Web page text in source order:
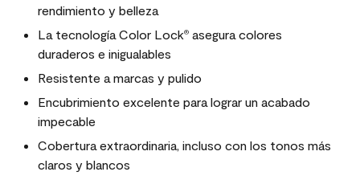
rendimiento y belleza
La tecnología Color Lock® asegura colores
duraderos e inigualables
Resistente a marcas y pulido
Encubrimiento excelente para lograr un acabado
impecable
Cobertura extraordinaria, incluso con los tonos más
claros y blancos